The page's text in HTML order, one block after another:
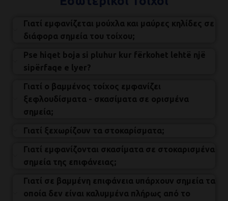
Γιατί εμφανίζεται μούχλα και μαύρες κηλίδες σε
διάφορα σημεία του τοίχου;
Pse hiqet boja si pluhur kur fërkohet lehtë një
sipërfaqe e lyer?
Γιατί ο βαμμένος τοίχος εμφανίζει
ξεφλουδίσματα - σκασίματα σε ορισμένα
σημεία;
Γιατί ξεχωρίζουν τα στοκαρίσματα;
Γιατί εμφανίζονται σκασίματα σε στοκαρισμένα
σημεία της επιφάνειας;
Γιατί σε βαμμένη επιφάνεια υπάρχουν σημεία τα
οποία δεν είναι καλυμμένα πλήρως από το